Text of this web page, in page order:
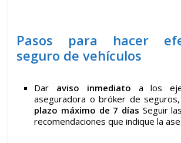
Pasos para hacer
seguro de vehículos
Dar aviso inmediato a los
aseguradora o bróker de
plazo máximo de 7 días Seguir
recomendaciones que indique la